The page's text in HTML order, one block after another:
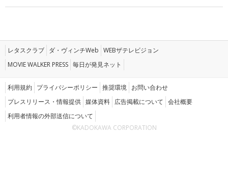
レタスクラブ ダ・ヴィンチWeb WEBザテレビジョン
MOVIE WALKER PRESS 毎日が発見ネット
利用規約 プライバシーポリシー 推奨環境 お問い合わせ
プレスリリース・情報提供 媒体資料 広告掲載について 会社概要
利用者情報の外部送信について
©KADOKAWA CORPORATION